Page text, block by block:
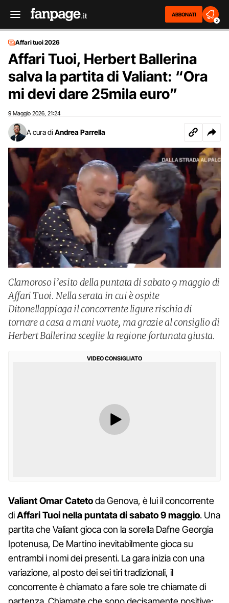
ABBONATI
2
Affari tuoi 2026
Affari Tuoi, Herbert Ballerina
salva la partita di Valiant: “Ora
mi devi dare 25mila euro”
9 Maggio 2026 21:24
A cura di Andrea Parrella
Clamoroso l’esito della puntata di sabato 9 maggio di
Affari Tuoi. Nella serata in cui è ospite
Ditonellappiaga il concorrente ligure rischia di
tornare a casa a mani vuote, ma grazie al consiglio di
Herbert Ballerina sceglie la regione fortunata giusta.
VIDEO CONSIGLIATO
Valiant Omar Catetoda Genova, è lui il concorrente
diAffari Tuoi nella puntata di sabato 9 maggio. Una
partita che Valiant gioca con la sorella Dafne Georgia
Ipotenusa, De Martino inevitabilmente gioca su
entrambi i nomi dei presenti. La gara inizia con una
variazione, al posto dei sei tiri tradizionali, il
concorrente è chiamato a fare sole tre chiamate di